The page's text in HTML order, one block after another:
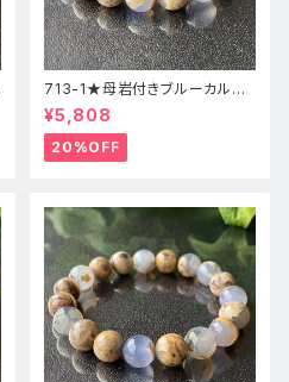
713-1★母岩付きブルーカルセ
ドニー【高品質】天然石ブレスレ
ットパワーストーン
¥5,808
20%OFF